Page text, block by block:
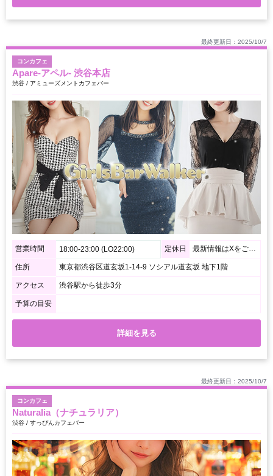
最終更新日：2025/10/7
コンカフェ
Apare-アペル- 渋谷本店
渋谷 / アミューズメントカフェバー
営業時間 18:00-23:00 (LO22:00) 定休日 最新情報はXをご確認ください。
住所 東京都渋谷区道玄坂1-14-9 ソシアル道玄坂 地下1階
アクセス 渋谷駅から徒歩3分
予算の目安
詳細を見る
最終更新日：2025/10/7
コンカフェ
Naturalia（ナチュラリア）
渋谷 / すっぴんカフェバー